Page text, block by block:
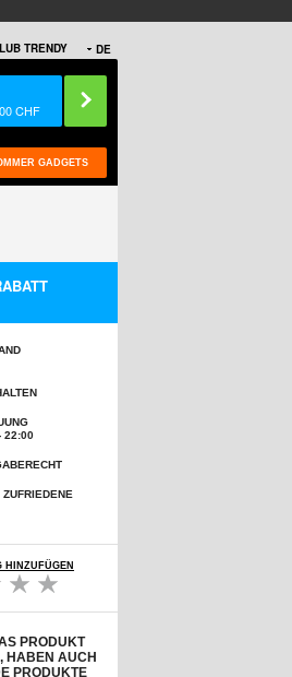
DE
TRENDY
CHF
GADGETS
22:00
HINZUFÜGEN
PRODUKT
HABEN AUCH
PRODUKTE